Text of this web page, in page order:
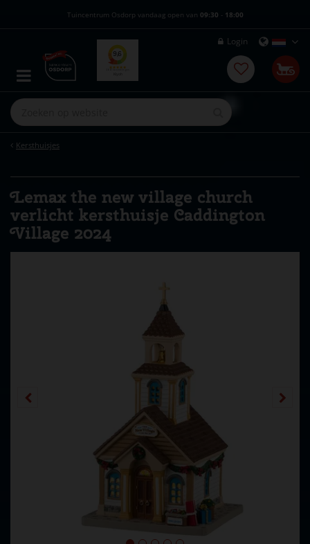
Kersthuisjes
Tuincentrum Osdorp vandaag open van 09:30 - 18:00
Login
Lemax the new village church
verlicht kersthuisje Caddington
Village 2024